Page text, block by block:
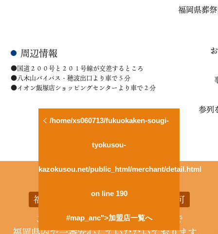
福岡県葬
参列
周辺情報
●国道２００号と２０１号線が交差するところ
●八木山バイパス・穂波出口より車で５分
●イオン飯塚店ショッピングセンターより車で２分
/home/xs060713/fukuokaken-sougi-
tyokusou-
kazokusou.net/public_html/merchant/detail.html
on line 190
#map_anc">加盟店一覧へ
福岡県葬祭業協同組合 福岡県知事認可
ご遺族の方に誠実に寄り添うことで